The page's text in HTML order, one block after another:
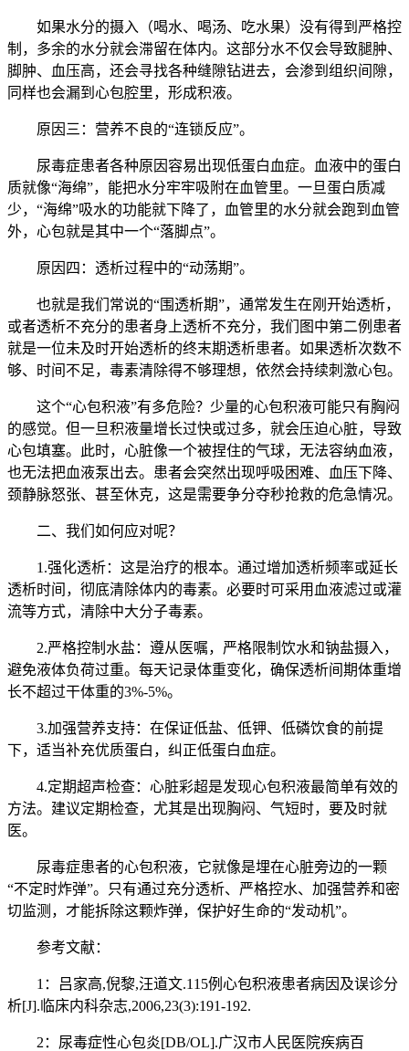
如果水分的摄入（喝水、喝汤、吃水果）没有得到严格控
制，多余的水分就会滞留在体内。这部分水不仅会导致腿肿、
脚肿、血压高，还会寻找各种缝隙钻进去，会渗到组织间隙，
同样也会漏到心包腔里，形成积液。
原因三：营养不良的“连锁反应”。
尿毒症患者各种原因容易出现低蛋白血症。血液中的蛋白
质就像“海绵”，能把水分牢牢吸附在血管里。一旦蛋白质减
少，“海绵”吸水的功能就下降了，血管里的水分就会跑到血管
外，心包就是其中一个“落脚点”。
原因四：透析过程中的“动荡期”。
也就是我们常说的“围透析期”，通常发生在刚开始透析，
或者透析不充分的患者身上透析不充分，我们图中第二例患者
就是一位未及时开始透析的终末期透析患者。如果透析次数不
够、时间不足，毒素清除得不够理想，依然会持续刺激心包。
这个“心包积液”有多危险？少量的心包积液可能只有胸闷
的感觉。但一旦积液量增长过快或过多，就会压迫心脏，导致
心包填塞。此时，心脏像一个被捏住的气球，无法容纳血液，
也无法把血液泵出去。患者会突然出现呼吸困难、血压下降、
颈静脉怒张、甚至休克，这是需要争分夺秒抢救的危急情况。
二、我们如何应对呢？
1.强化透析：这是治疗的根本。通过增加透析频率或延长
透析时间，彻底清除体内的毒素。必要时可采用血液滤过或灌
流等方式，清除中大分子毒素。
2.严格控制水盐：遵从医嘱，严格限制饮水和钠盐摄入，
避免液体负荷过重。每天记录体重变化，确保透析间期体重增
长不超过干体重的3%-5%。
3.加强营养支持：在保证低盐、低钾、低磷饮食的前提
下，适当补充优质蛋白，纠正低蛋白血症。
4.定期超声检查：心脏彩超是发现心包积液最简单有效的
方法。建议定期检查，尤其是出现胸闷、气短时，要及时就
医。
尿毒症患者的心包积液，它就像是埋在心脏旁边的一颗
“不定时炸弹”。只有通过充分透析、严格控水、加强营养和密
切监测，才能拆除这颗炸弹，保护好生命的“发动机”。
参考文献：
1：吕家高,倪黎,汪道文.115例心包积液患者病因及误诊分
析[J].临床内科杂志,2006,23(3):191-192.
2：尿毒症性心包炎[DB/OL].广汉市人民医院疾病百